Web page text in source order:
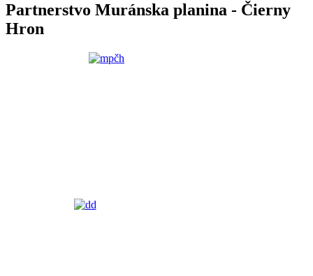
Partnerstvo Muránska planina - Čierny
Hron